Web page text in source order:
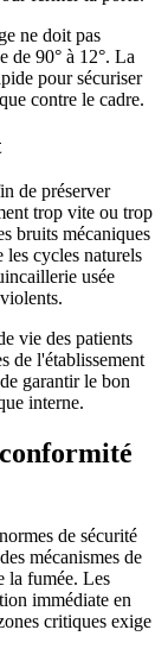
ne doit pas
de 90° à 12°. La
pour sécuriser
contre le cadre.
de préserver
trop vite ou trop
bruits mécaniques
les cycles naturels
usée
vie des patients
de l'établissement
garantir le bon
interne.
de sécurité
mécanismes de
la fumée. Les
immédiate en
critiques exige